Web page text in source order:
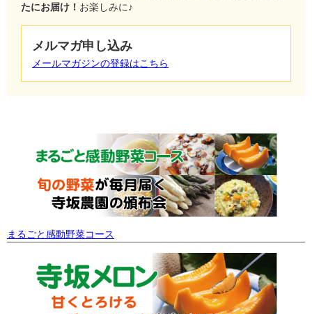
たにお届け！ お楽しみに♪
メルマガ申し込み
メールマガジンの登録はこちら
まるごと感動野菜コース